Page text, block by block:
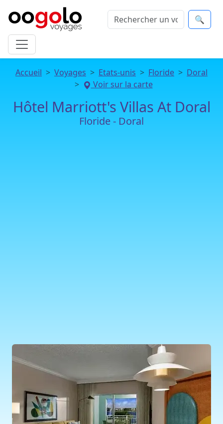
🔍
Accueil Voyages Etats-unis Floride
Doral
Voir sur la carte
Hôtel Marriott's Villas At Doral
Floride - Doral